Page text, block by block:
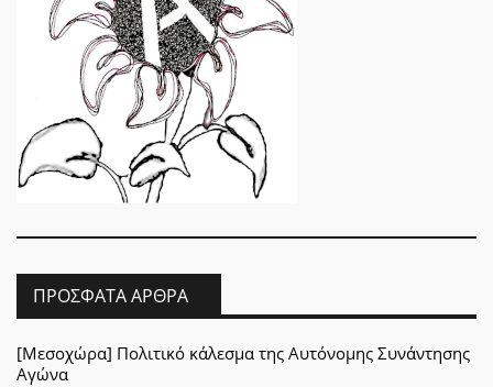
ΠΡΌΣΦΑΤΑ ΆΡΘΡΑ
[Μεσοχώρα] Πολιτικό κάλεσμα της Αυτόνομης Συνάντησης
Αγώνα